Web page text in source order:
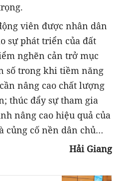
viên được nhân dân
sự phát triển của đất
nghẽn cản trở mục
số trong khi tiềm năng
nâng cao chất lượng
thúc đẩy sự tham gia
nâng cao hiệu quả của
củng cố nền dân chủ…
Hải Giang